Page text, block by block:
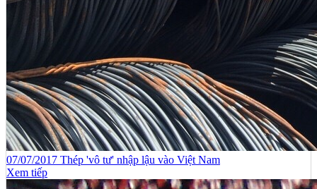
07/07/2017 Thép 'vô tư' nhập lậu vào Việt Nam
Xem tiếp